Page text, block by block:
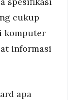
cukup
komputer
informasi
apa